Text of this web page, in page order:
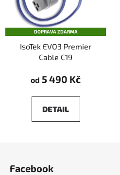
DOPRAVA ZDARMA
IsoTek EVO3 Premier
Cable C19
od 5 490 Kč
DETAIL
Facebook